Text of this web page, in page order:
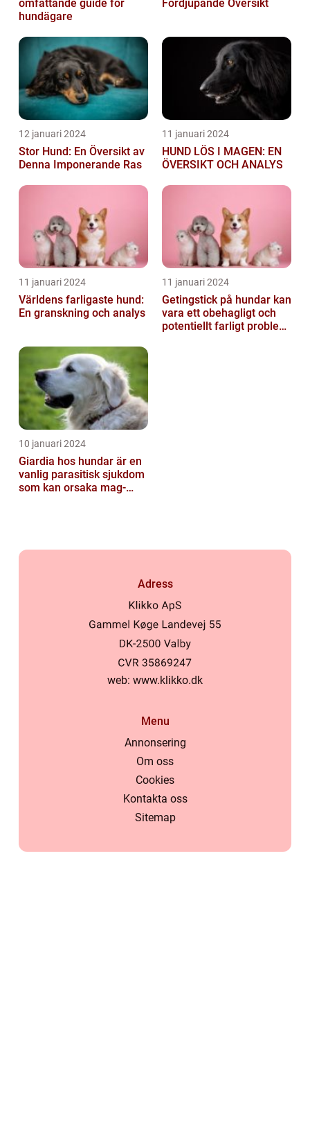
omfattande guide för
hundägare
Fördjupande Översikt
12 januari 2024
Stor Hund: En Översikt av
Denna Imponerande Ras
11 januari 2024
HUND LÖS I MAGEN: EN
ÖVERSIKT OCH ANALYS
11 januari 2024
Världens farligaste hund:
En granskning och analys
11 januari 2024
Getingstick på hundar kan
vara ett obehagligt och
potentiellt farligt problem
10 januari 2024
Giardia hos hundar är en
vanlig parasitisk sjukdom
som kan orsaka mag-
Adress
web: www.klikko.dk
Menu
Annonsering
Om oss
Cookies
Kontakta oss
Sitemap